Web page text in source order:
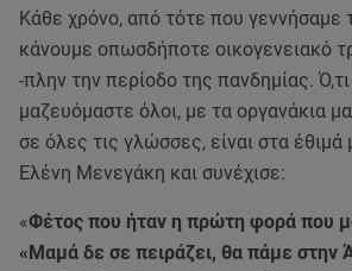
Κάθε χρόνο, από τότε που γεννήσαμε
κάνουμε οπωσδήποτε οικογενειακό
-πλην την περίοδο της πανδημίας. Ό,τι
μαζευόμαστε όλοι, με τα οργανάκια
σε όλες τις γλώσσες, είναι στα έθιμά
Ελένη Μενεγάκη και συνέχισε:
«Φέτος που ήταν η πρώτη φορά που
«Μαμά δε σε πειράζει, θα πάμε στην